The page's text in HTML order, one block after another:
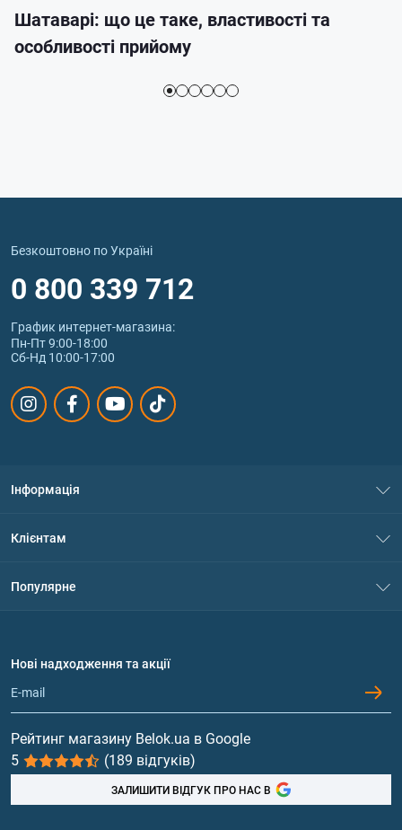
Шатаварі: що це таке, властивості та
особливості прийому
Безкоштовно по Україні
0 800 339 712
График интернет‑магазина:
Пн-Пт 9:00-18:00
Сб-Нд 10:00-17:00
Інформація
Політика конфіденційності
Обмін та повернення
Клієнтам
Популярне
Протеїн
Гейнери
Вітаміни та мінерали
Риб'ячий жир, жирні кислоти
Нові надходження та акції
Рейтинг магазину Belok.ua в Google
5
(189 відгуків)
ЗАЛИШИТИ ВІДГУК ПРО НАС В